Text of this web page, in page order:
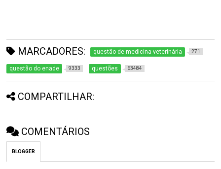
MARCADORES: questão de medicina veterinária 271
questão do enade 9333 questões 63484
COMPARTILHAR:
COMENTÁRIOS
BLOGGER